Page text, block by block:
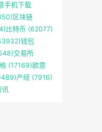
手机下载
区块链
比特币 (62077)
钱包
交易所
(17169)欧意
产经 (7916)
讯